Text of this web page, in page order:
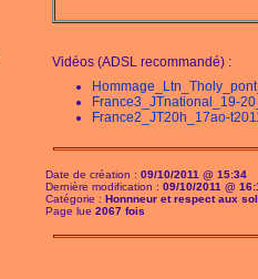
Vidéos (ADSL recommandé) :
France3_JTnational_19-
France2_JT20h_17ao-
Date de création : 09/10/2011 @ 15:34
Dernière modification : 09/10/2011 @
Catégorie : Honnneur et respect aux
Page lue 2067 fois